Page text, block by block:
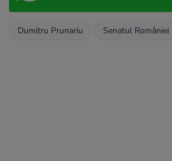
Dumitru Prunariu Senatul României